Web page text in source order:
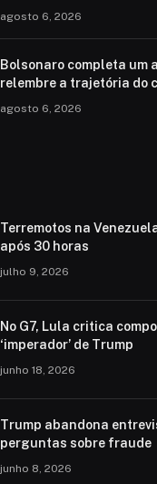
agosto 6, 2026
Bolsonaro completa um
relembre a trajetória do
agosto 6, 2026
Terremotos na
após 30 horas
julho 9, 2026
No G7, Lula critica
‘imperador’ de Trump
junho 18, 2026
Trump abandona
perguntas sobre fraude
junho 8, 2026